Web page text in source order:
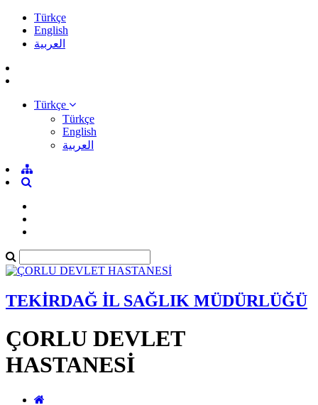
Türkçe
English
العربية
Türkçe
Türkçe
English
العربية
TEKİRDAĞ İL SAĞLIK MÜDÜRLÜĞÜ
ÇORLU DEVLET
HASTANESİ